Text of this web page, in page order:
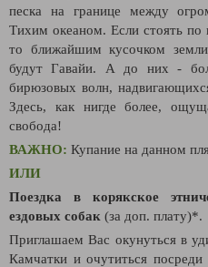
песка на границе между
Тихим океаном. Если стоять по
то ближайшим кусочком
будут Гавайи. А до них -
бирюзовых волн,
Здесь, как нигде более,
свобода!
ВАЖНО: Купание на данном
ИЛИ
Поездка в корякское
ездовых собак (за доп. плату)*.
Приглашаем Вас окунуться в
Камчатки и очутиться